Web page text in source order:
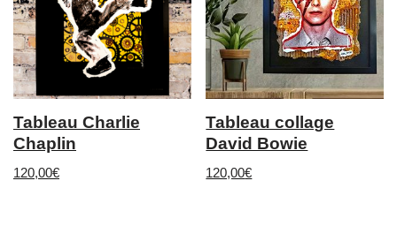
Tableau Charlie
Chaplin
120,00€
Tableau collage
David Bowie
120,00€